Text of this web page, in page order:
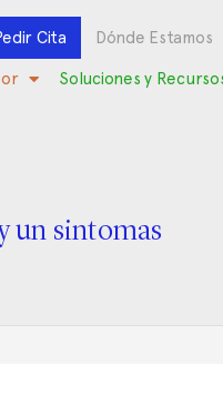
Cita Dónde Estamos
Soluciones y
un sintomas